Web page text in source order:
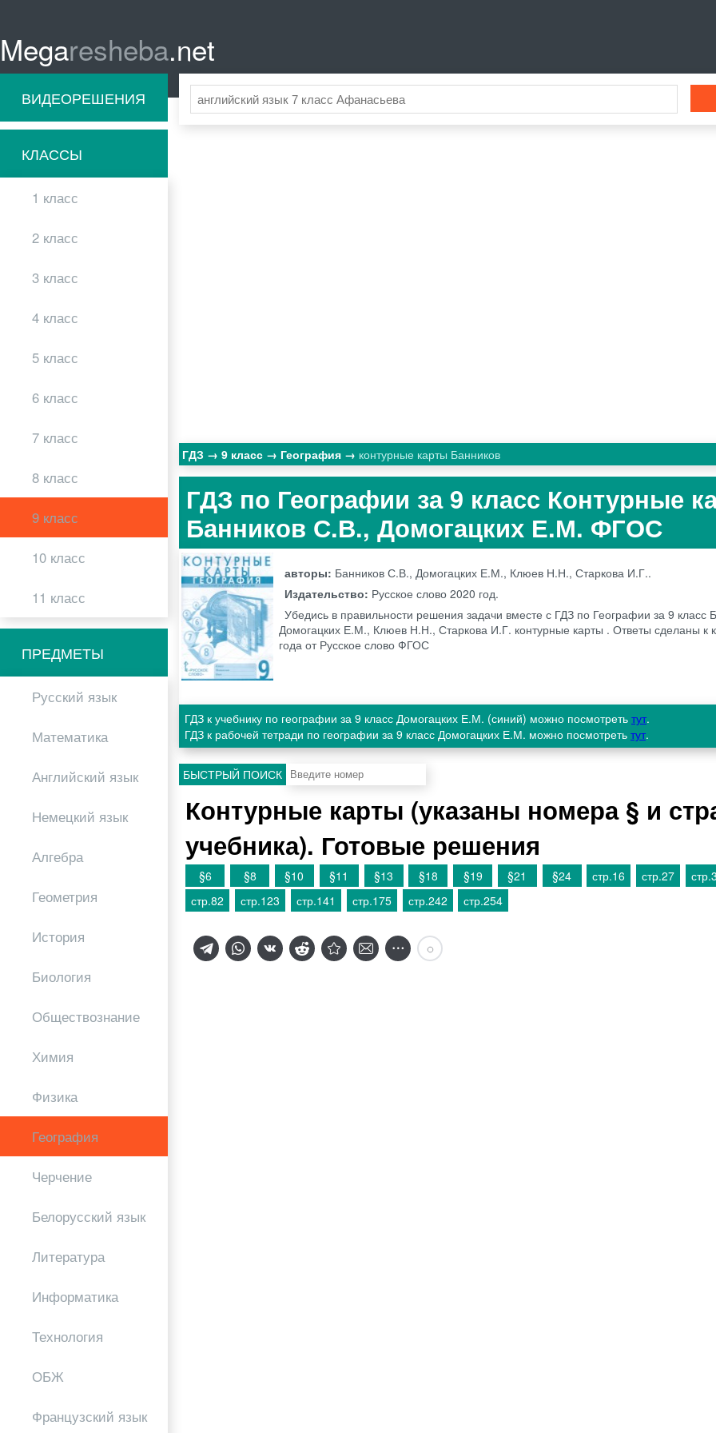
Megaresheba.net
ВИДЕОРЕШЕНИЯ
КЛАССЫ
1 класс
2 класс
3 класс
4 класс
5 класс
6 класс
7 класс
8 класс
9 класс
10 класс
11 класс
ПРЕДМЕТЫ
Русский язык
Математика
Английский язык
Немецкий язык
Алгебра
Геометрия
История
Биология
Обществознание
Химия
Физика
География
Черчение
Белорусский язык
Литература
Информатика
Технология
ОБЖ
Французский язык
ГДЗ 9 класс География контурные карты Банников
ГДЗ по Географии за 9 класс Контурные
Банников С.В., Домогацких Е.М. ФГОС
авторы: Банников С.В., Домогацких Е.М., Клюев Н.Н., Старкова И.Г..
Издательство: Русское слово 2020 год.
Убедись в правильности решения задачи вместе с ГДЗ по Географии за 9 класс
Домогацких Е.М., Клюев Н.Н., Старкова И.Г. контурные карты . Ответы сделаны к
года от Русское слово ФГОС
ГДЗ к учебнику по географии за 9 класс Домогацких Е.М. (синий) можно посмотреть тут.
ГДЗ к рабочей тетради по географии за 9 класс Домогацких Е.М. можно посмотреть тут.
БЫСТРЫЙ ПОИСК
Контурные карты (указаны номера § и
учебника). Готовые решения
§6 §8 §10 §11 §13 §18 §19 §21 §24 стр.16 стр.27
стр.82
стр.123 стр.141 стр.175 стр.242 стр.254